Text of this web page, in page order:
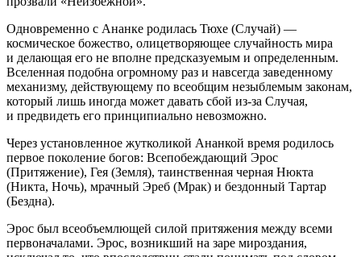
Одновременно с Ананке родилась Тюхе (Случай) —
космическое божество, олицетворяющее случайность мира
и делающая его не вполне предсказуемым и определенным.
Вселенная подобна огромному раз и навсегда заведенному
механизму, действующему по всеобщим незыблемым законам,
который лишь иногда может давать сбой из-за Случая,
и предвидеть его принципиально невозможно.
Через установленное жутколикой Ананкой время родилось
первое поколение богов: Всепобеждающий Эрос
(Притяжение), Гея (Земля), таинственная черная Нюкта
(Никта, Ночь), мрачный Эреб (Мрак) и бездонный Тартар
(Бездна).
Эрос был всеобъемлющей силой притяжения между всеми
первоначалами. Эрос, возникший на заре мироздания,